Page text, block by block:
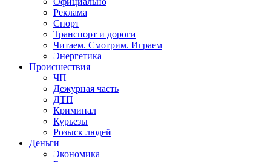
Реклама
Спорт
Транспорт и дороги
Читаем. Смотрим. Играем
Энергетика
Происшествия
ЧП
Дежурная часть
ДТП
Криминал
Курьезы
Розыск людей
Деньги
Экономика